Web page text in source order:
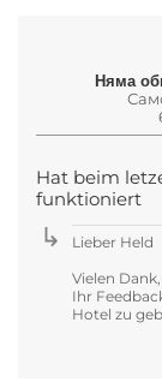
Няма
Hat beim
funktioniert
Lieber Held
Vielen
Ihr
Hotel zu